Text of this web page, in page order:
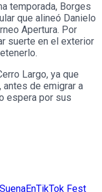
temporada, Borges
que alineó Danielo
Apertura. Por
suerte en el exterior
Largo, ya que
de emigrar a
espera por sus